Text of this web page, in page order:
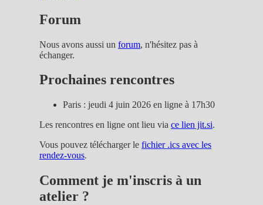
Forum
Nous avons aussi unforum, n'hésitez pas à
échanger.
Prochaines rencontres
Paris : jeudi 4 juin 2026 en ligne à 17h30
Les rencontres en ligne ont lieu viace lien jit.si.
Vous pouvez télécharger lefichier .ics avec les
rendez-vous.
Comment je m'inscris à un
atelier ?